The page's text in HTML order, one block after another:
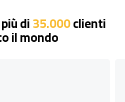
di35.000clienti
il mondo